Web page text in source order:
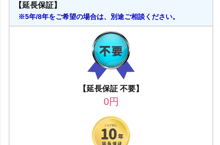
【延長保証】
※5年/8年をご希望の場合は、別途ご相談ください。
【延長保証 不要】
0円